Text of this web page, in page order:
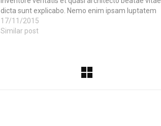
dicta sunt explicabo. Nemo enim ipsam luptatem
quia voluptas sit aspernatur aut odit aut fugit, sed
quia consequuntur magni dolores eos qui…
17/11/2015
Similar post